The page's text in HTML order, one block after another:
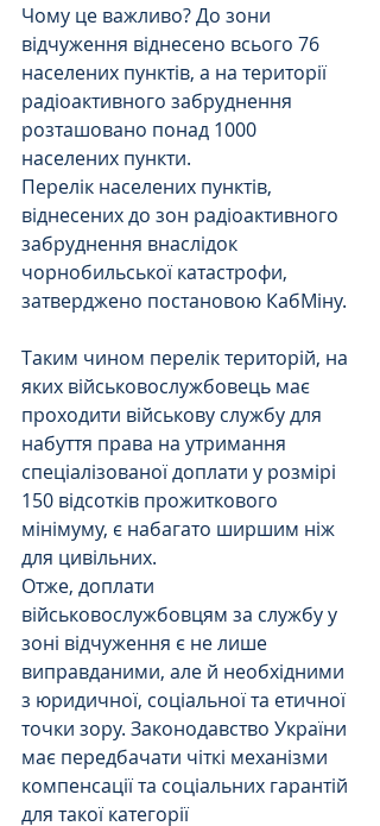
Чому це важливо? До зони
відчуження віднесено всього 76
населених пунктів, а на території
радіоактивного забруднення
розташовано понад 1000
населених пункти.
Перелік населених пунктів,
віднесених до зон радіоактивного
забруднення внаслідок
чорнобильської катастрофи,
затверджено постановою КабМіну.
Таким чином перелік територій, на
яких військовослужбовець має
проходити військову службу для
набуття права на утримання
спеціалізованої доплати у розмірі
150 відсотків прожиткового
мінімуму, є набагато ширшим ніж
для цивільних.
Отже, доплати
військовослужбовцям за службу у
зоні відчуження є не лише
виправданими, але й необхідними
з юридичної, соціальної та етичної
точки зору. Законодавство України
має передбачати чіткі механізми
компенсації та соціальних гарантій
для такої категорії